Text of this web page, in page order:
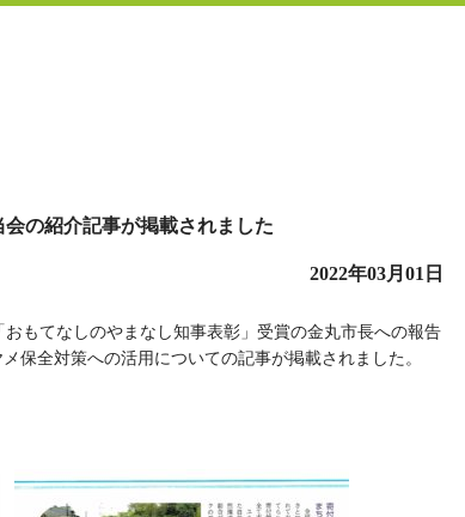
の紹介記事が掲載されました
2022年03月01日
もてなしのやまなし知事表彰」受賞の金丸市長への報告
保全対策への活用についての記事が掲載されました。